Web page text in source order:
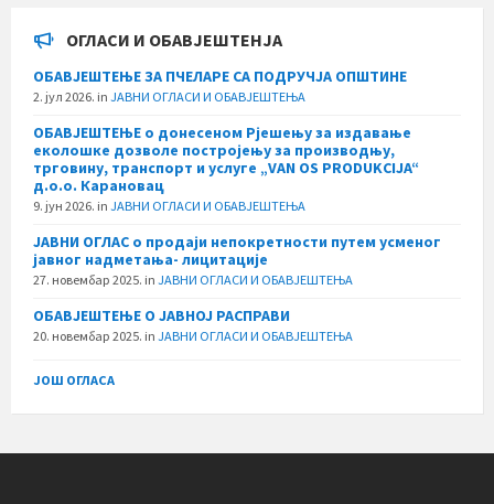
ОГЛАСИ И ОБАВЈЕШТЕНЈА
ОБАВЈЕШТЕЊЕ ЗА ПЧЕЛАРЕ СА ПОДРУЧЈА ОПШТИНЕ
2. јул 2026. in ЈАВНИ ОГЛАСИ И ОБАВЈЕШТЕЊА
ОБАВЈЕШТЕЊЕ о донесеном Рјешењу за издавање
еколошке дозволе постројењу за производњу,
трговину, транспорт и услуге „VAN OS PRODUKCIJA“
д.о.о. Карановац
9. јун 2026. in ЈАВНИ ОГЛАСИ И ОБАВЈЕШТЕЊА
ЈАВНИ ОГЛАС о продаји непокретности путем усменог
јавног надметања- лицитације
27. новембар 2025. in ЈАВНИ ОГЛАСИ И ОБАВЈЕШТЕЊА
ОБАВЈЕШТЕЊЕ О ЈАВНОЈ РАСПРАВИ
20. новембар 2025. in ЈАВНИ ОГЛАСИ И ОБАВЈЕШТЕЊА
ЈОШ ОГЛАСА